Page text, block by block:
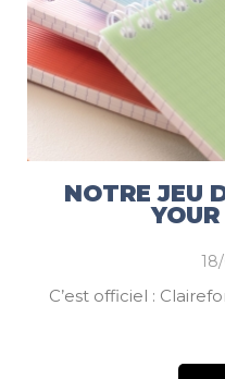
NOTRE JEU
C’est officiel :